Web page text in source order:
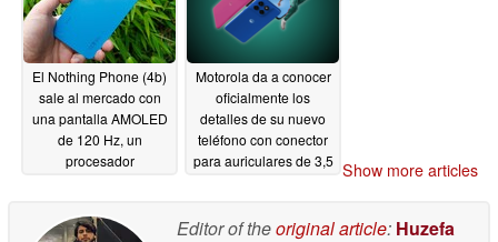
El Nothing Phone (4b)
sale al mercado con
una pantalla AMOLED
de 120 Hz, un
procesador
mAh07/07/2026
Motorola da a conocer
oficialmente los
detalles de su nuevo
teléfono con conector
para auriculares de 3,5 Show more articles
Editor of theoriginal article: Huzefa